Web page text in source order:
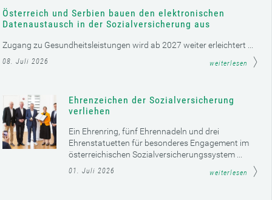
Österreich und Serbien bauen den elektronischen
Datenaustausch in der Sozialversicherung aus
Zugang zu Gesundheitsleistungen wird ab 2027 weiter erleichtert ...
08. Juli 2026 weiterlesen
Ehrenzeichen der Sozialversicherung
verliehen
Ein Ehrenring, fünf Ehrennadeln und drei
Ehrenstatuetten für besonderes Engagement im
österreichischen Sozialversicherungssystem ...
01. Juli 2026 weiterlesen